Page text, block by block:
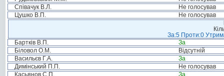
Співачук В.Л.
Не голосував
Цушко В.П.
Не голосував
За:5 Проти:0
Бартків В.П.
За
Біловол О.М.
Відсутній
Васильєв Г.А.
За
Димінський П.П.
Не голосував
Касьянов С.П.
За